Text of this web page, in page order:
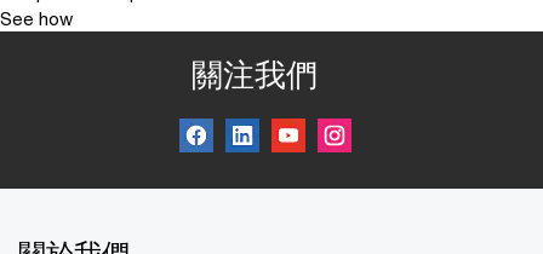
See how
關注我們